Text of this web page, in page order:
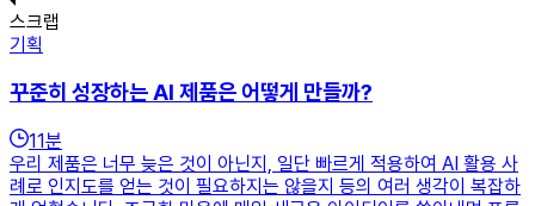
스크랩
기획
꾸준히 성장하는 AI 제품은 어떻게 만들까?
11분
우리 제품은 너무 늦은 것이 아닌지, 일단 빠르게 적용하여 AI 활용 사
례로 인지도를 얻는 것이 필요하지는 않을지 등의 여러 생각이 복잡하